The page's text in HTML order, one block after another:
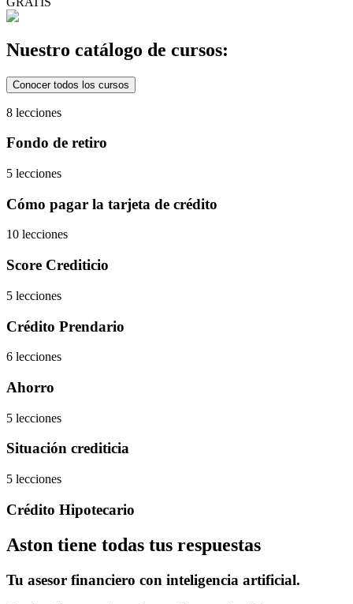
Nuestro catálogo de cursos:
Conocer todos los cursos
8 lecciones
Fondo de retiro
5 lecciones
Cómo pagar la tarjeta de crédito
10 lecciones
Score Crediticio
5 lecciones
Crédito Prendario
6 lecciones
Ahorro
5 lecciones
Situación crediticia
5 lecciones
Crédito Hipotecario
Aston tiene todas tus respuestas
Tu asesor financiero con inteligencia artificial.